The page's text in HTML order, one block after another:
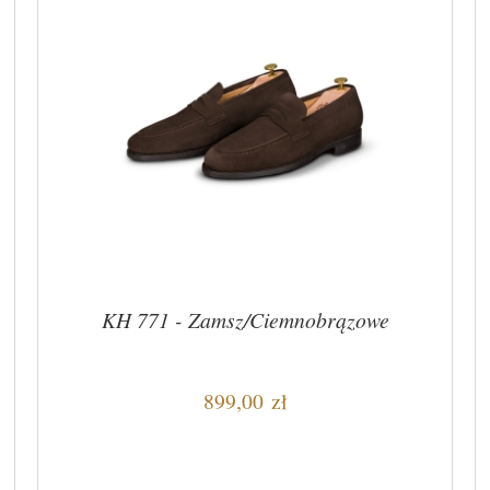
KH 771 - Zamsz/Ciemnobrązowe
899,00 zł